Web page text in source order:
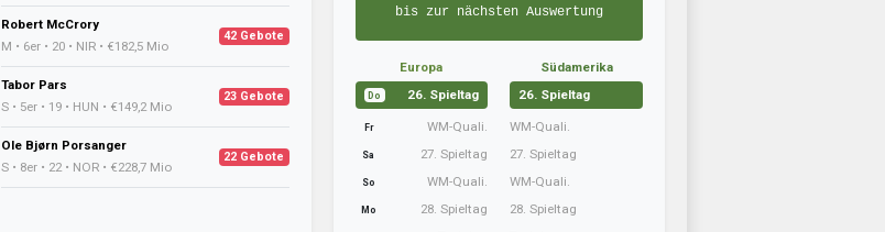
Robert McCrory
M • 6er • 20 • NIR • €182,5 Mio
42 Gebote
Tabor Pars
S • 5er • 19 • HUN • €149,2 Mio
23 Gebote
Ole Bjørn Porsanger
S • 8er • 22 • NOR • €228,7 Mio
22 Gebote
bis zur nächsten Auswertung
Europa
Do 26. Spieltag
Fr WM-Quali.
Sa 27. Spieltag
So WM-Quali.
Mo 28. Spieltag
Südamerika
26. Spieltag
WM-Quali.
27. Spieltag
WM-Quali.
28. Spieltag